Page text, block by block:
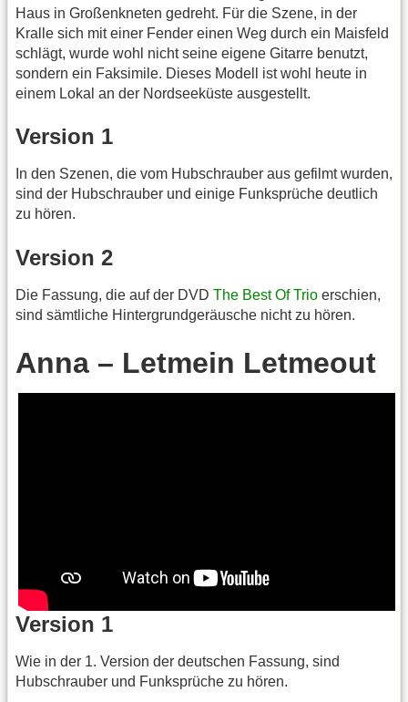
Haus in Großenkneten gedreht. Für die Szene, in der
Kralle sich mit einer Fender einen Weg durch ein Maisfeld
schlägt, wurde wohl nicht seine eigene Gitarre benutzt,
sondern ein Faksimile. Dieses Modell ist wohl heute in
einem Lokal an der Nordseeküste ausgestellt.
Version 1
In den Szenen, die vom Hubschrauber aus gefilmt wurden,
sind der Hubschrauber und einige Funksprüche deutlich
zu hören.
Version 2
Die Fassung, die auf der DVD The Best Of Trio erschien,
sind sämtliche Hintergrundgeräusche nicht zu hören.
Anna – Letmein Letmeout
Version 1
Wie in der 1. Version der deutschen Fassung, sind
Hubschrauber und Funksprüche zu hören.